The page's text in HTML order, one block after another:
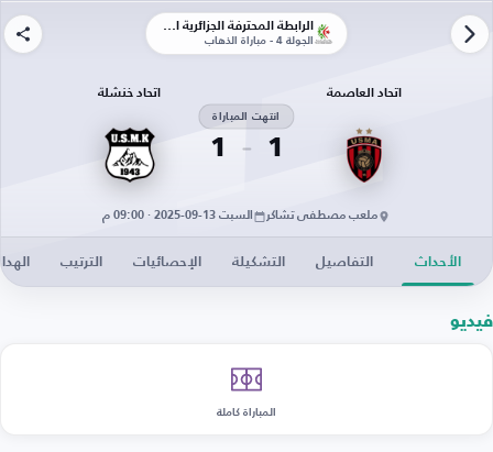
الرابطة المحترفة الجزائرية الأولى
الجولة 4 - مباراة الذهاب
اتحاد العاصمة
1
انتهت المباراة
1
اتحاد خنشلة
ملعب مصطفى تشاكر السبت 13-09-2025 · 09:00 م
الأحداث التفاصيل التشكيلة الإحصائيات الترتيب
فيديو
المباراة كاملة